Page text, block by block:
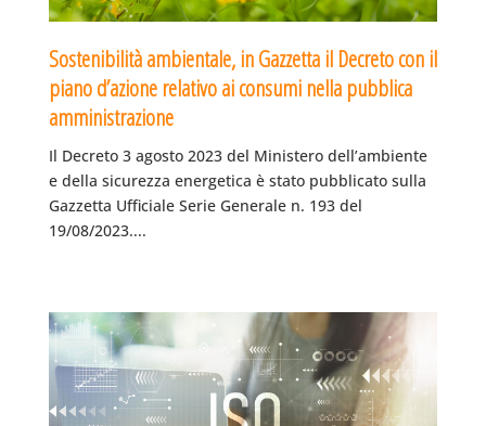
Sostenibilità ambientale, in Gazzetta il Decreto con il
piano d’azione relativo ai consumi nella pubblica
amministrazione
Il Decreto 3 agosto 2023 del Ministero dell’ambiente
e della sicurezza energetica è stato pubblicato sulla
Gazzetta Ufficiale Serie Generale n. 193 del
19/08/2023....